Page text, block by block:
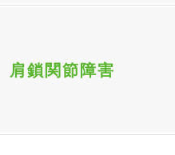
肩鎖関節障害